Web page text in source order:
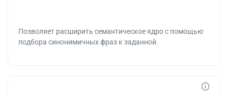
Позволяет расширить семантическое ядро с помощью
подбора синонимичных фраз к заданной.